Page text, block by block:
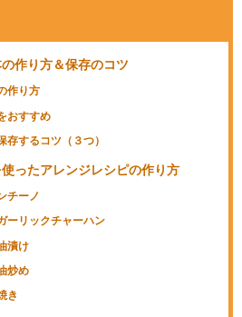
作り方＆保存のコツ
作り方
おすすめ
存するコツ（３つ）
ったアレンジレシピの作り方
チーノ
ーリックチャーハン
漬け
炒め
き